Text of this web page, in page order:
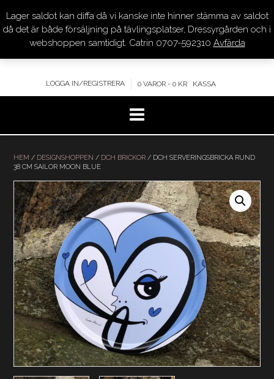
innehåll
DRESSYR.COM
KVALITET – KOMPETENS – SERVICE
LOGGA IN/REGISTRERA 0 VAROR - 0 KR KASSA
HEM / DESIGNSHOPPEN / DCH BRICKOR / DCH SERVERINGSBRICKA RUND
38 CM SAILOR MOON BLUE
Lager saldot kan diffa då vi kanske inte hinner stämma av saldot
då det är både försäljning på tävlingsplatser, Dressyrgården och i
webshoppen samtidigt. Catrin 0707-592310 Avfärda